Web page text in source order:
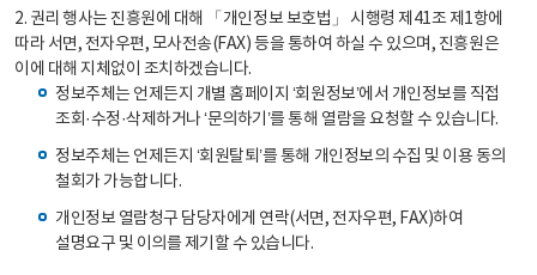
2. 권리 행사는 진흥원에 대해 「개인정보 보호법」 시행령 제41조 제1항에
따라 서면, 전자우편, 모사전송(FAX) 등을 통하여 하실 수 있으며, 진흥원은
이에 대해 지체없이 조치하겠습니다.
정보주체는 언제든지 개별 홈페이지 ‘회원정보’에서 개인정보를 직접
조회·수정·삭제하거나 ‘문의하기’를 통해 열람을 요청할 수 있습니다.
정보주체는 언제든지 ‘회원탈퇴’를 통해 개인정보의 수집 및 이용 동의
철회가 가능합니다.
개인정보 열람청구 담당자에게 연락(서면, 전자우편, FAX)하여
설명요구 및 이의를 제기할 수 있습니다.